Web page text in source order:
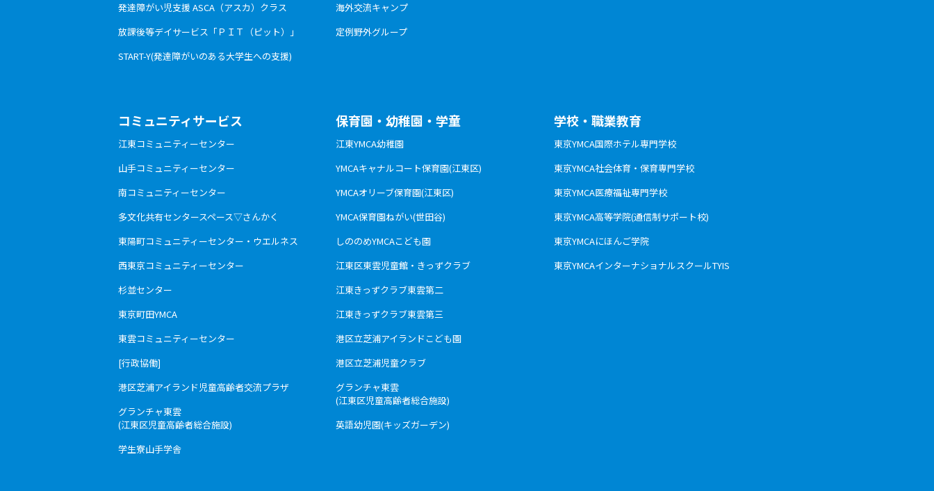
発達障がい児支援 ASCA（アスカ）クラス
放課後等デイサービス「ＰＩＴ（ピット）」
START-Y(発達障がいのある大学生への支援)
海外交流キャンプ
定例野外グループ
コミュニティサービス
江東コミュニティーセンター
山手コミュニティーセンター
南コミュニティーセンター
多文化共有センタースペース▽さんかく
東陽町コミュニティーセンター・ウエルネス
西東京コミュニティーセンター
杉並センター
東京町田YMCA
東雲コミュニティーセンター
[行政協働]
港区芝浦アイランド児童高齢者交流プラザ
グランチャ東雲
(江東区児童高齢者総合施設)
学生寮山手学舎
保育園・幼稚園・学童
江東YMCA幼稚園
YMCAキャナルコート保育園(江東区)
YMCAオリーブ保育園(江東区)
YMCA保育園ねがい(世田谷)
しののめYMCAこども園
江東区東雲児童館・きっずクラブ
江東きっずクラブ東雲第二
江東きっずクラブ東雲第三
港区立芝浦アイランドこども園
港区立芝浦児童クラブ
グランチャ東雲
(江東区児童高齢者総合施設)
英語幼児園(キッズガーデン)
学校・職業教育
東京YMCA国際ホテル専門学校
東京YMCA社会体育・保育専門学校
東京YMCA医療福祉専門学校
東京YMCA高等学院(通信制サポート校)
東京YMCAにほんご学院
東京YMCAインターナショナルスクールTYIS